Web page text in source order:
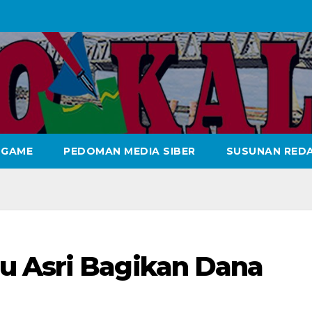
GAME PEDOMAN MEDIA SIBER SUSUNAN
Asri Bagikan Dana